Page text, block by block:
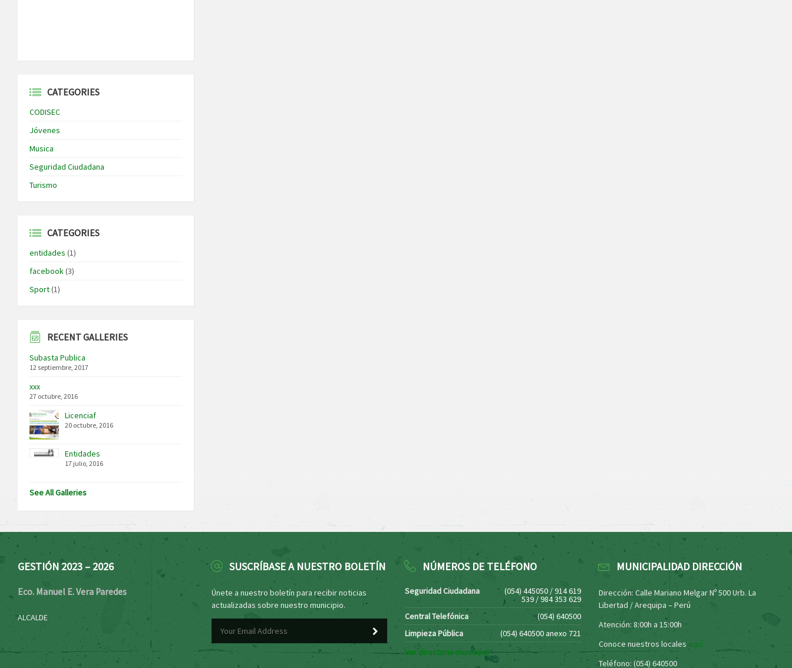
CATEGORIES
CODISEC
Jóvenes
Musica
Seguridad Ciudadana
Turismo
CATEGORIES
entidades (1)
facebook(3)
Sport(1)
RECENT GALLERIES
Subasta Publica
12 septiembre, 2017
xxx
27 octubre, 2016
Licenciaf
20 octubre, 2016
Entidades
17 julio, 2016
See All Galleries
GESTIÓN 2023 – 2026
Eco. Manuel E. Vera Paredes
ALCALDE
SUSCRÍBASE A NUESTRO BOLETÍN
Únete a nuestro boletín para recibir noticias
actualizadas sobre nuestro municipio.
NÚMEROS DE TELÉFONO
Seguridad Ciudadana (054) 445050 / 914 619
539 / 984 353 629
Central Telefónica
(054) 640500
Limpieza Pública
(054) 640500 anexo 721
Ver directorio municipal
MUNICIPALIDAD DIRECCIÓN
Dirección: Calle Mariano Melgar Nº 500 Urb. La
Libertad / Arequipa – Perú
Atención: 8:00h a 15:00h
Conoce nuestros locales aquí
Teléfono: (054) 640500